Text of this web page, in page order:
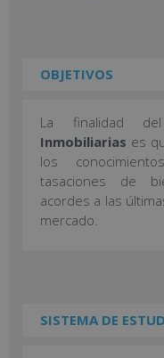
OBJETIVOS
La finalidad
Inmobiliarias es
los
tasaciones de
acordes a las
mercado.
SISTEMA DE